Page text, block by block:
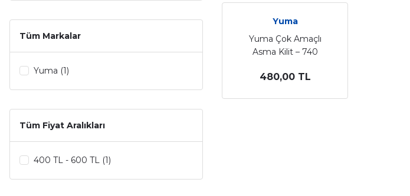
Tüm Markalar
Yuma (1)
Tüm Fiyat Aralıkları
400 TL - 600 TL (1)
Yuma
Yuma Çok Amaçlı
Asma Kilit – 740
480,00 TL